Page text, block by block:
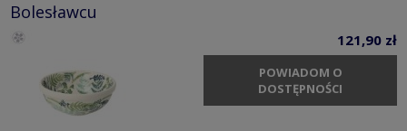
Bolesławcu
121,90 zł
POWIADOM O
DOSTĘPNOŚCI